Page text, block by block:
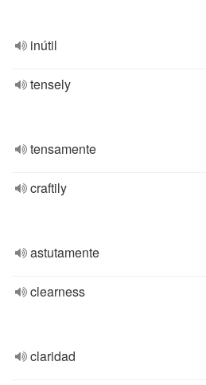
inútil
tensely
tensamente
craftily
astutamente
clearness
claridad